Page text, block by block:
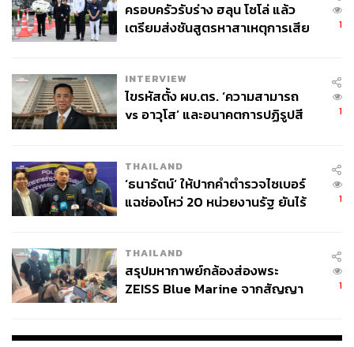
ครอบครัวรับร่าง ฮลุน โซโล่ แล้ว
เตรียมส่งชันสูตรหาสาเหตุการเสีย
1
INTERVIEW
ไขรหัสตั้ง ผบ.ตร. ‘ความสามารถ
vs อาวุโส’ และอนาคตการปฏิรูปสี
1
THAILAND
‘ธนารัตน์’ ให้ปากคำตำรวจไซเบอร์
แฉช่องโหว่ 20 หน่วยงานรัฐ ยันไร้
1
THAILAND
สรุปมหากาพย์กล้องส่องพระ
ZEISS Blue Marine จากสัญญา
1